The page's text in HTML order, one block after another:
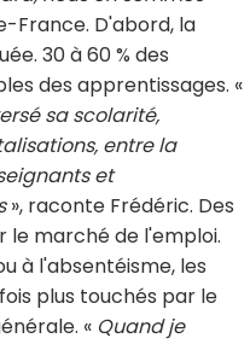
France. D'abord, la
30 à 60 % des
des apprentissages. «
sa scolarité,
entre la
et
», raconte Frédéric. Des
le marché de l'emploi.
à l'absentéisme, les
plus touchés par le
« Quand je